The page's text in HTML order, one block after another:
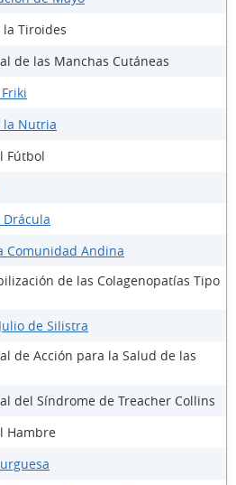
Tiroides
de las Manchas Cutáneas
la Nutria
Fútbol
Comunidad Andina
de las Colagenopatías Tipo
de Silistra
de Acción para la Salud de las
del Síndrome de Treacher Collins
Hambre